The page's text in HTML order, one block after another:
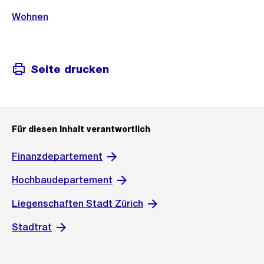
Wohnen
Seite drucken
Für diesen Inhalt verantwortlich
Finanzdepartement
Hochbaudepartement
Liegenschaften Stadt Zürich
Stadtrat